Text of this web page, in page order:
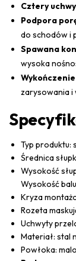
Cztery
Podpora
do schodów i
Spawana
wysoka
zarysowania i
Typ produktu:
Średnica
Wysokość
Wysokość
Kryza
Rozeta
Uchwyty
Materiał: stal
Powłoka: